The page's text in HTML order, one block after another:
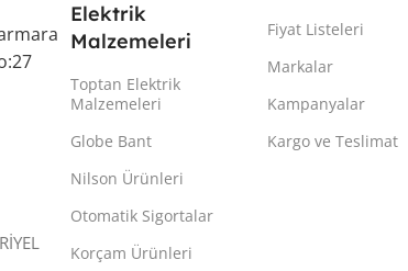
Elektrik
Malzemeleri
Toptan Elektrik
Malzemeleri
Globe Bant
Nilson Ürünleri
Otomatik Sigortalar
Korçam Ürünleri
Fiyat Listeleri
Markalar
Kampanyalar
Kargo ve Teslimat